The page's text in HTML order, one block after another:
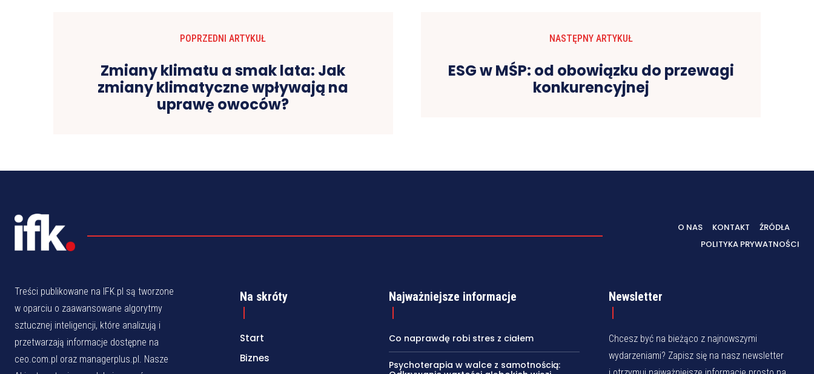
POPRZEDNI ARTYKUŁ
Zmiany klimatu a smak lata: Jak
zmiany klimatyczne wpływają na
uprawę owoców?
NASTĘPNY ARTYKUŁ
ESG w MŚP: od obowiązku do przewagi
konkurencyjnej
O NAS KONTAKT
ŹRÓDŁA
POLITYKA PRYWATNOŚCI
Treści publikowane na IFK.pl są tworzone
w oparciu o zaawansowane algorytmy
sztucznej inteligencji, które analizują i
przetwarzają informacje dostępne na
ceo.com.pl oraz managerplus.pl. Nasze
Na skróty
Start
Biznes
Najważniejsze informacje
Co naprawdę robi stres z ciałem
Psychoterapia w walce z samotnością:
Newsletter
Chcesz być na bieżąco z najnowszymi
wydarzeniami? Zapisz się na nasz newsletter